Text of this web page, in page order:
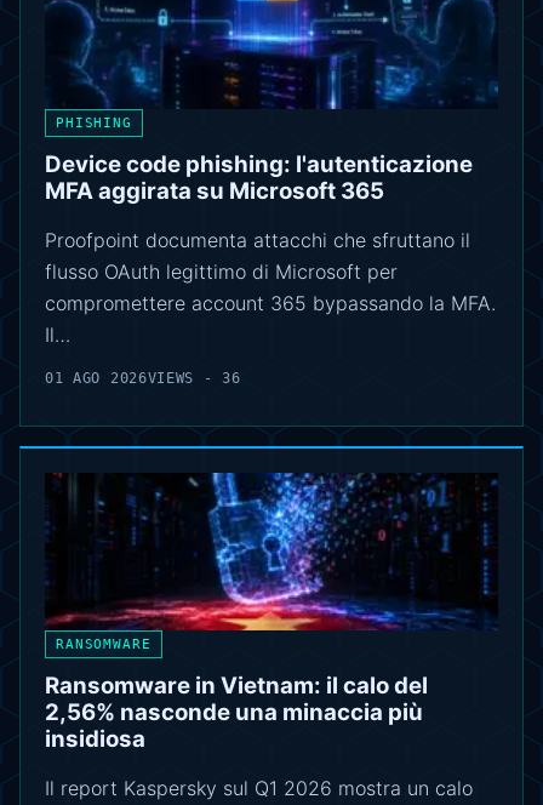
PHISHING
Device code phishing: l'autenticazione
MFA aggirata su Microsoft 365
Proofpoint documenta attacchi che sfruttano il
flusso OAuth legittimo di Microsoft per
compromettere account 365 bypassando la MFA.
Il…
01 AGO 2026VIEWS - 36
RANSOMWARE
Ransomware in Vietnam: il calo del
2,56% nasconde una minaccia più
insidiosa
Il report Kaspersky sul Q1 2026 mostra un calo